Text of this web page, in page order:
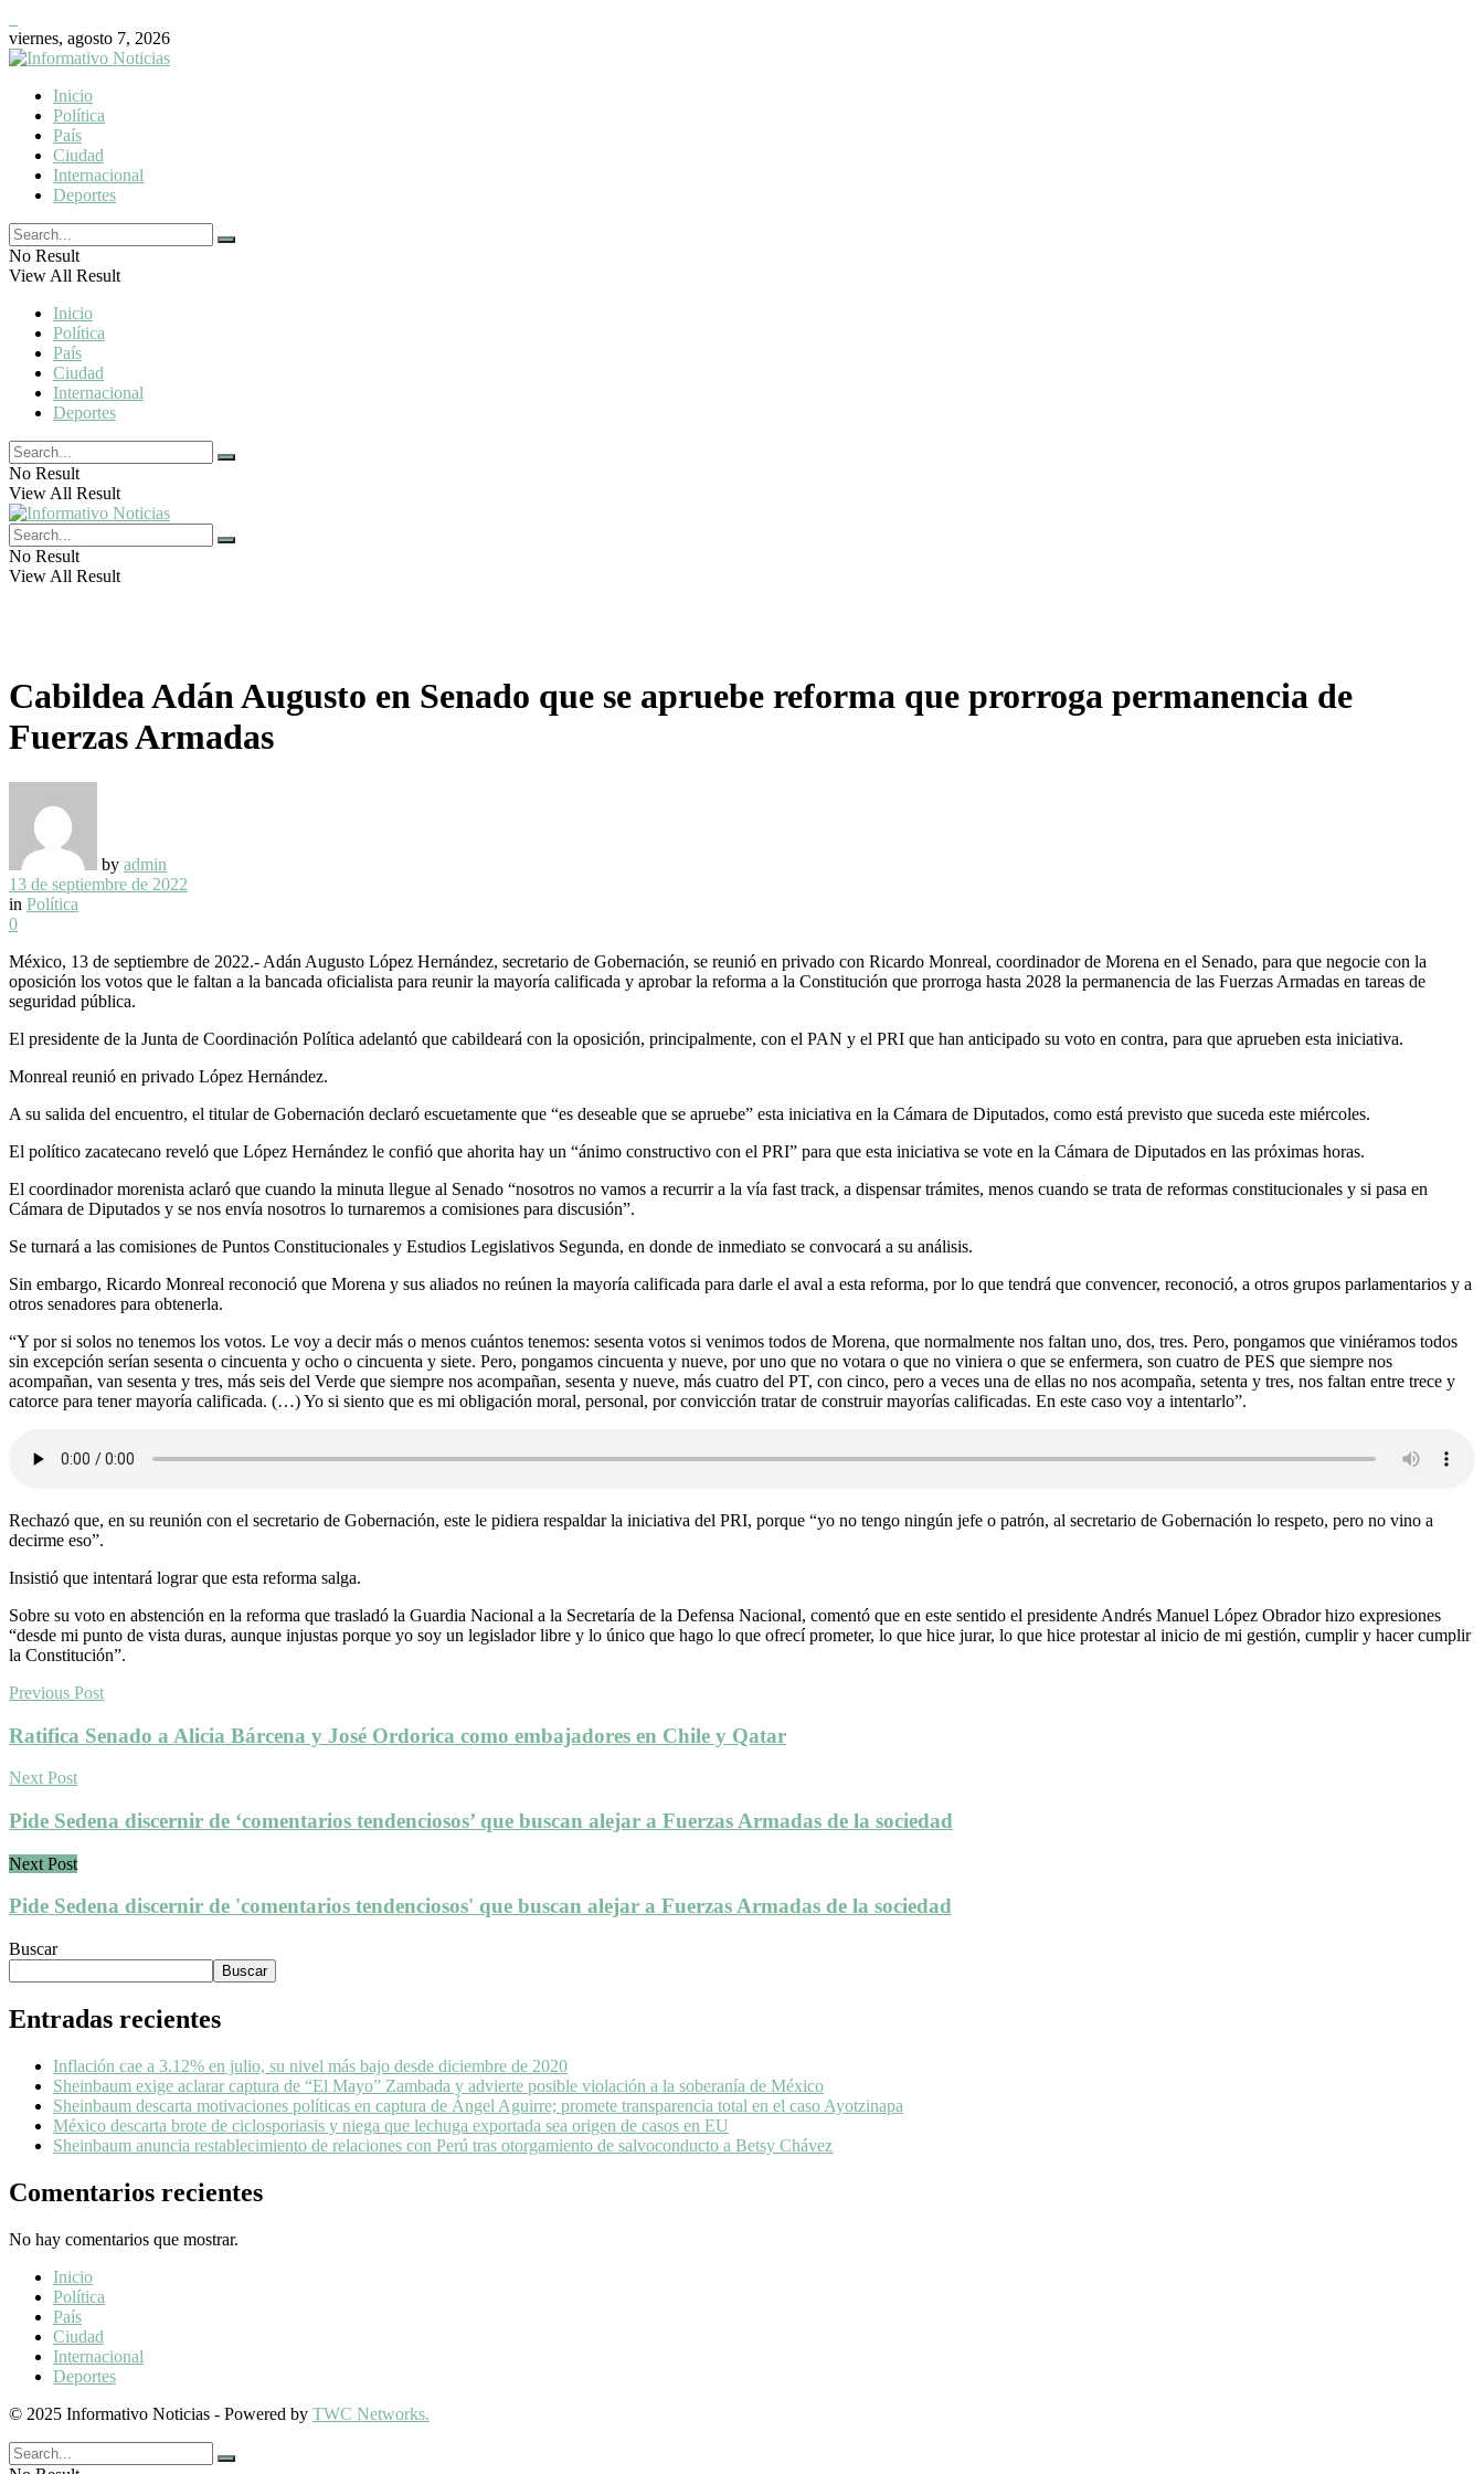
viernes, agosto 7, 2026
Inicio
Política
País
Ciudad
Internacional
Deportes
No Result
View All Result
Inicio
Política
País
Ciudad
Internacional
Deportes
No Result
View All Result
No Result
View All Result
Cabildea Adán Augusto en Senado que se apruebe reforma que prorroga permanencia de
Fuerzas Armadas
by admin
13 de septiembre de 2022
in Política
0
México, 13 de septiembre de 2022.- Adán Augusto López Hernández, secretario de Gobernación, se reunió en privado con Ricardo Monreal, coordinador de Morena en el Senado, para que negocie con la
oposición los votos que le faltan a la bancada oficialista para reunir la mayoría calificada y aprobar la reforma a la Constitución que prorroga hasta 2028 la permanencia de las Fuerzas Armadas en tareas de
seguridad pública.
El presidente de la Junta de Coordinación Política adelantó que cabildeará con la oposición, principalmente, con el PAN y el PRI que han anticipado su voto en contra, para que aprueben esta iniciativa.
Monreal reunió en privado López Hernández.
A su salida del encuentro, el titular de Gobernación declaró escuetamente que “es deseable que se apruebe” esta iniciativa en la Cámara de Diputados, como está previsto que suceda este miércoles.
El político zacatecano reveló que López Hernández le confió que ahorita hay un “ánimo constructivo con el PRI” para que esta iniciativa se vote en la Cámara de Diputados en las próximas horas.
El coordinador morenista aclaró que cuando la minuta llegue al Senado “nosotros no vamos a recurrir a la vía fast track, a dispensar trámites, menos cuando se trata de reformas constitucionales y si pasa en
Cámara de Diputados y se nos envía nosotros lo turnaremos a comisiones para discusión”.
Se turnará a las comisiones de Puntos Constitucionales y Estudios Legislativos Segunda, en donde de inmediato se convocará a su análisis.
Sin embargo, Ricardo Monreal reconoció que Morena y sus aliados no reúnen la mayoría calificada para darle el aval a esta reforma, por lo que tendrá que convencer, reconoció, a otros grupos parlamentarios y a
otros senadores para obtenerla.
“Y por si solos no tenemos los votos. Le voy a decir más o menos cuántos tenemos: sesenta votos si venimos todos de Morena, que normalmente nos faltan uno, dos, tres. Pero, pongamos que viniéramos todos
sin excepción serían sesenta o cincuenta y ocho o cincuenta y siete. Pero, pongamos cincuenta y nueve, por uno que no votara o que no viniera o que se enfermera, son cuatro de PES que siempre nos
acompañan, van sesenta y tres, más seis del Verde que siempre nos acompañan, sesenta y nueve, más cuatro del PT, con cinco, pero a veces una de ellas no nos acompaña, setenta y tres, nos faltan entre trece y
catorce para tener mayoría calificada. (…) Yo si siento que es mi obligación moral, personal, por convicción tratar de construir mayorías calificadas. En este caso voy a intentarlo”.
Rechazó que, en su reunión con el secretario de Gobernación, este le pidiera respaldar la iniciativa del PRI, porque “yo no tengo ningún jefe o patrón, al secretario de Gobernación lo respeto, pero no vino a
decirme eso”.
Insistió que intentará lograr que esta reforma salga.
Sobre su voto en abstención en la reforma que trasladó la Guardia Nacional a la Secretaría de la Defensa Nacional, comentó que en este sentido el presidente Andrés Manuel López Obrador hizo expresiones
“desde mi punto de vista duras, aunque injustas porque yo soy un legislador libre y lo único que hago lo que ofrecí prometer, lo que hice jurar, lo que hice protestar al inicio de mi gestión, cumplir y hacer cumplir
la Constitución”.
Previous Post
Ratifica Senado a Alicia Bárcena y José Ordorica como embajadores en Chile y Qatar
Next Post
Pide Sedena discernir de ‘comentarios tendenciosos’ que buscan alejar a Fuerzas Armadas de la sociedad
Next Post
Pide Sedena discernir de 'comentarios tendenciosos' que buscan alejar a Fuerzas Armadas de la sociedad
Buscar
Buscar
Entradas recientes
Inflación cae a 3.12% en julio, su nivel más bajo desde diciembre de 2020
Sheinbaum exige aclarar captura de “El Mayo” Zambada y advierte posible violación a la soberanía de México
Sheinbaum descarta motivaciones políticas en captura de Ángel Aguirre; promete transparencia total en el caso Ayotzinapa
México descarta brote de ciclosporiasis y niega que lechuga exportada sea origen de casos en EU
Sheinbaum anuncia restablecimiento de relaciones con Perú tras otorgamiento de salvoconducto a Betsy Chávez
Comentarios recientes
No hay comentarios que mostrar.
Inicio
Política
País
Ciudad
Internacional
Deportes
© 2025 Informativo Noticias - Powered by TWC Networks.